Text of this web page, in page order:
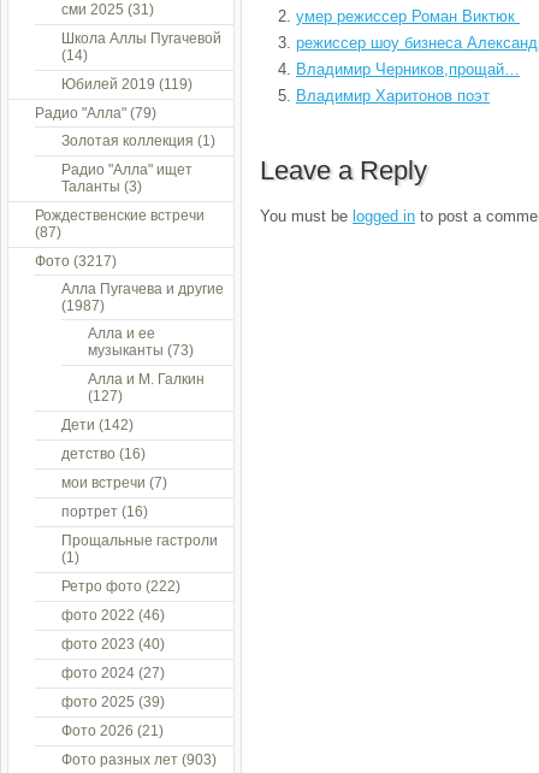
умер режиссер Роман Виктюк
режиссер шоу бизнеса
Владимир Черников,прощай…
Владимир Харитонов поэт
Leave a Reply
You must be logged in to post a
сми 2025 (31)
Школа Аллы Пугачевой
(14)
Юбилей 2019 (119)
Радио "Алла" (79)
Золотая коллекция (1)
Радио "Алла" ищет
Таланты (3)
Рождественские встречи
(87)
Фото (3217)
Алла Пугачева и другие
(1987)
Алла и ее
музыканты (73)
Алла и М. Галкин
(127)
Дети (142)
детство (16)
мои встречи (7)
портрет (16)
Прощальные гастроли
(1)
Ретро фото (222)
фото 2022 (46)
фото 2023 (40)
фото 2024 (27)
фото 2025 (39)
Фото 2026 (21)
Фото разных лет (903)